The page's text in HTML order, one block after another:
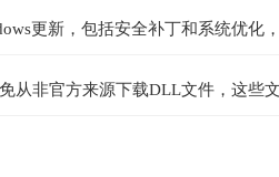
更新，包括安全补丁和系统优化
从非官方来源下载DLL文件，这些